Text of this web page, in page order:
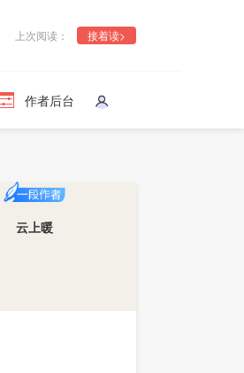
上次阅读： 接着读>
作者后台
云上暖